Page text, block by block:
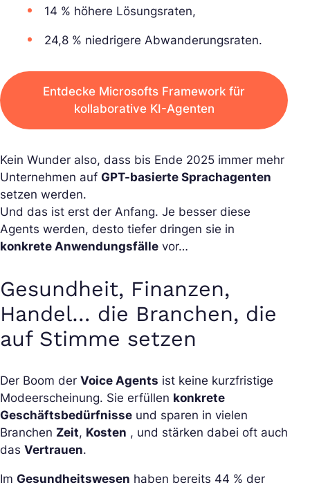
14 % höhere Lösungsraten,
24,8 % niedrigere Abwanderungsraten.
Entdecke Microsofts Framework für
kollaborative KI-Agenten
Kein Wunder also, dass bis Ende 2025 immer mehr
Unternehmen auf GPT-basierte Sprachagenten
setzen werden.
Und das ist erst der Anfang. Je besser diese
Agents werden, desto tiefer dringen sie in
konkrete Anwendungsfälle vor…
Gesundheit, Finanzen,
Handel… die Branchen, die
auf Stimme setzen
Der Boom der Voice Agents ist keine kurzfristige
Modeerscheinung. Sie erfüllen konkrete
Geschäftsbedürfnisse und sparen in vielen
Branchen Zeit, Kosten , und stärken dabei oft auch
das Vertrauen.
Im Gesundheitswesen haben bereits 44 % der